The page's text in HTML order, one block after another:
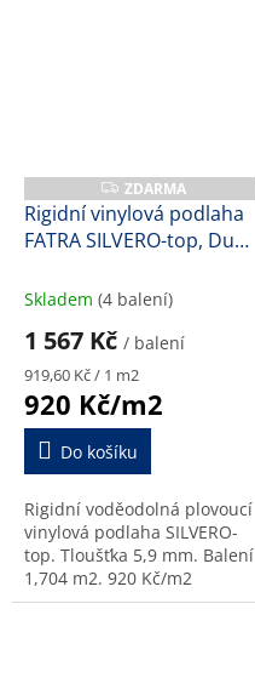
Z
D
A
R
ZDARMA
Rigidní vinylová podlaha
FATRA SILVERO-top, Dub
Skladem (4 balení)
1 567 Kč / balení
Měrná
cena:
919,60 Kč / 1 m2
920 Kč/m2
Do košíku
Rigidní voděodolná plovoucí
vinylová podlaha SILVERO-
top. Tloušťka 5,9 mm. Balení
1,704 m2. 920 Kč/m2